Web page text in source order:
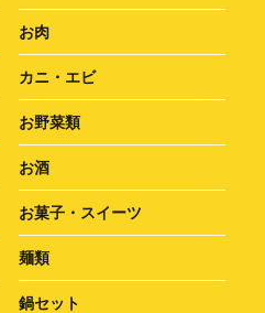
お肉
カニ・エビ
お野菜類
お酒
お菓子・スイーツ
麺類
鍋セット